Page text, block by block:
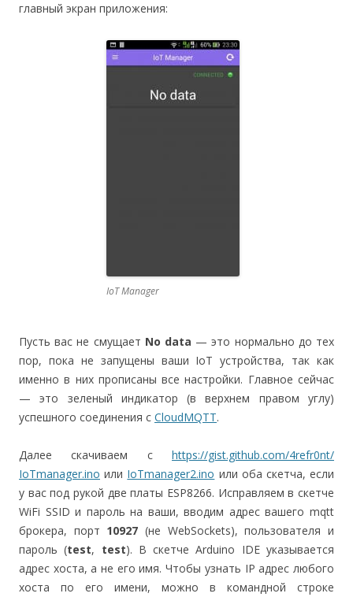
главный экран приложения:
IoT Manager
Пусть вас не смущает No data — это нормально до тех
пор, пока не запущены ваши IoT устройства, так как
именно в них прописаны все настройки. Главное сейчас
— это зеленый индикатор (в верхнем правом углу)
успешного соединения с CloudMQTT.
Далее скачиваем с https://gist.github.com/4refr0nt/
IoTmanager.ino или IoTmanager2.ino или оба скетча, если
у вас под рукой две платы ESP8266. Исправляем в скетче
WiFi SSID и пароль на ваши, вводим адрес вашего mqtt
брокера, порт 10927 (не WebSockets), пользователя и
пароль (test, test). В скетче Arduino IDE указывается
адрес хоста, а не его имя. Чтобы узнать IP адрес любого
хоста по его имени, можно в командной строке